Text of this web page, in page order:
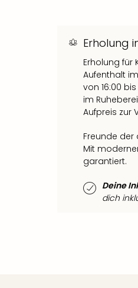
Erholung
Erholung für
Aufenthalt
von 16:00
im
Aufpreis zur
Freunde der
Mit
garantiert.
Deine
dich